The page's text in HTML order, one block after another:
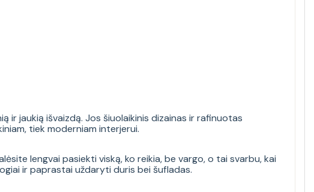
ir jaukią išvaizdą. Jos šiuolaikinis dizainas ir rafinuotas
tiek moderniam interjerui.
lengvai pasiekti viską, ko reikia, be vargo, o tai svarbu, kai
ir paprastai uždaryti duris bei šufladas.